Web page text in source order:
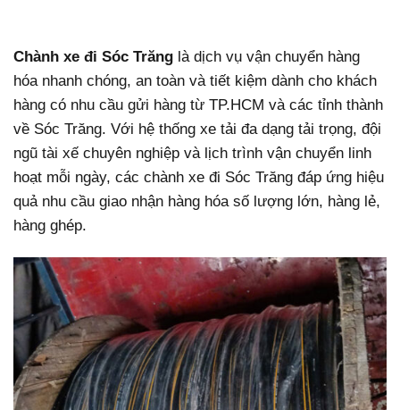
Chành xe đi Sóc Trăng là dịch vụ vận chuyển hàng
hóa nhanh chóng, an toàn và tiết kiệm dành cho khách
hàng có nhu cầu gửi hàng từ TP.HCM và các tỉnh thành
về Sóc Trăng. Với hệ thống xe tải đa dạng tải trọng, đội
ngũ tài xế chuyên nghiệp và lịch trình vận chuyển linh
hoạt mỗi ngày, các chành xe đi Sóc Trăng đáp ứng hiệu
quả nhu cầu giao nhận hàng hóa số lượng lớn, hàng lẻ,
hàng ghép.